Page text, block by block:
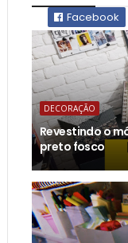
Facebook
DECORAÇÃO
Revestindo o
preto fosco